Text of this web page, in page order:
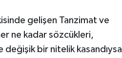
gelişen Tanzimat ve
ne kadar sözcükleri,
değişik bir nitelik kasandıysa